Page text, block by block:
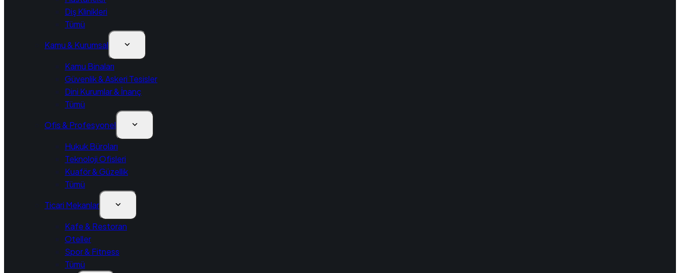
Diş Klinikleri
Tümü
Kamu & Kurumsal
Kamu Binaları
Güvenlik & Askeri Tesisler
Dini Kurumlar & İnanç
Tümü
Ofis & Profesyonel
Hukuk Büroları
Teknoloji Ofisleri
Kuaför & Güzellik
Tümü
Ticari Mekanlar
Kafe & Restoran
Oteller
Spor & Fitness
Tümü